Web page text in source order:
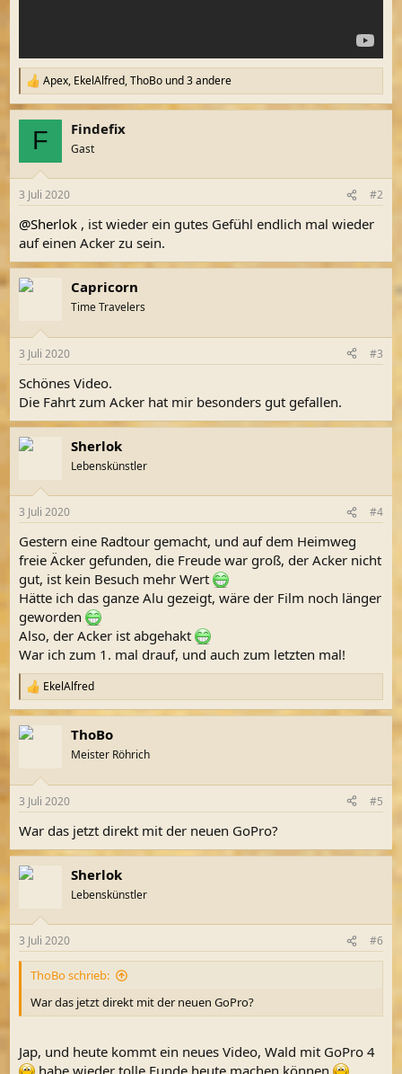
R
e
a
e
:
Apex, EkelAlfred,ThoBo und 3 andere
F Findefix
Gast
3 Juli 2020 #2
@Sherlok , ist wieder ein gutes Gefühl endlich mal wieder
auf einen Acker zu sein.
Capricorn
Time Travelers
3 Juli 2020 #3
Schönes Video.
Die Fahrt zum Acker hat mir besonders gut gefallen.
Sherlok
Lebenskünstler
3 Juli 2020 #4
Gestern eine Radtour gemacht, und auf dem Heimweg
freie Äcker gefunden, die Freude war groß, der Acker nicht
gut, ist kein Besuch mehr Wert
Hätte ich das ganze Alu gezeigt, wäre der Film noch länger
geworden
Also, der Acker ist abgehakt
War ich zum 1. mal drauf, und auch zum letzten mal!
R
e
a
k
e
:
EkelAlfred
ThoBo
Meister Röhrich
3 Juli 2020 #5
War das jetzt direkt mit der neuen GoPro?
Sherlok
Lebenskünstler
3 Juli 2020 #6
ThoBo schrieb:
War das jetzt direkt mit der neuen GoPro?
Jap, und heute kommt ein neues Video, Wald mit GoPro 4
habe wieder tolle Funde heute machen können